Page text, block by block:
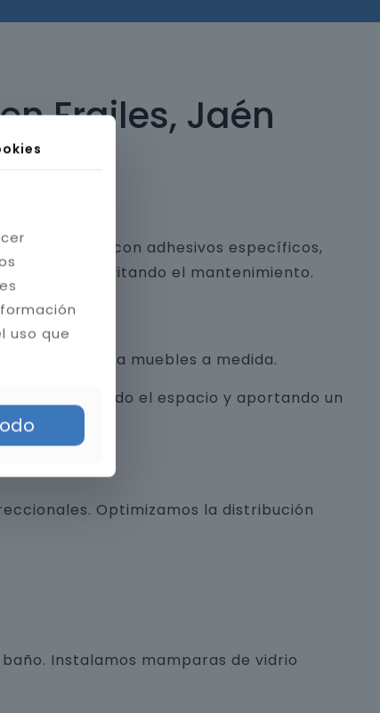
Frailes, Jaén
natural con adhesivos específicos,
y facilitando el mantenimiento.
hasta muebles a medida.
optimizando el espacio y aportando un
Optimizamos la distribución
Instalamos mamparas de vidrio
uso que